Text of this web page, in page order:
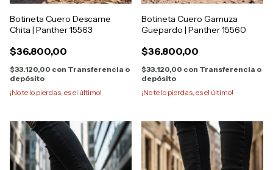
Botineta Cuero Descarne
Chita | Panther 15563
$36.800,00
$33.120,00 con Transferencia o
depósito
¡No te lo pierdas, es el último!
Botineta Cuero Gamuza
Guepardo | Panther 15560
$36.800,00
$33.120,00 con Transferencia o
depósito
¡No te lo pierdas, es el último!